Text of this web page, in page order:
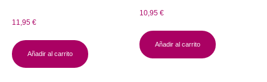
11,95 €
Añadir al carrito
10,95 €
Añadir al carrito